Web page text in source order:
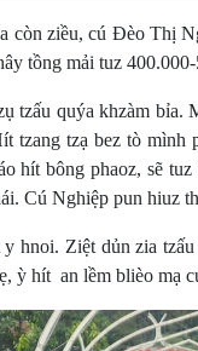
ziều, cú Đèo Thị
tồng mải tuz
quýa khzàm bỉa.
tzang tzạ bez tò
hít bông phaoz, sẽ
Cú Nghiệp pun hiuz
Ziệt dủn zia tzấu
ỳ hít an lềm blièo mạ